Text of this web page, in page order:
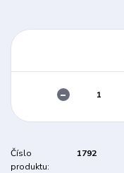
Číslo
produktu:
1792